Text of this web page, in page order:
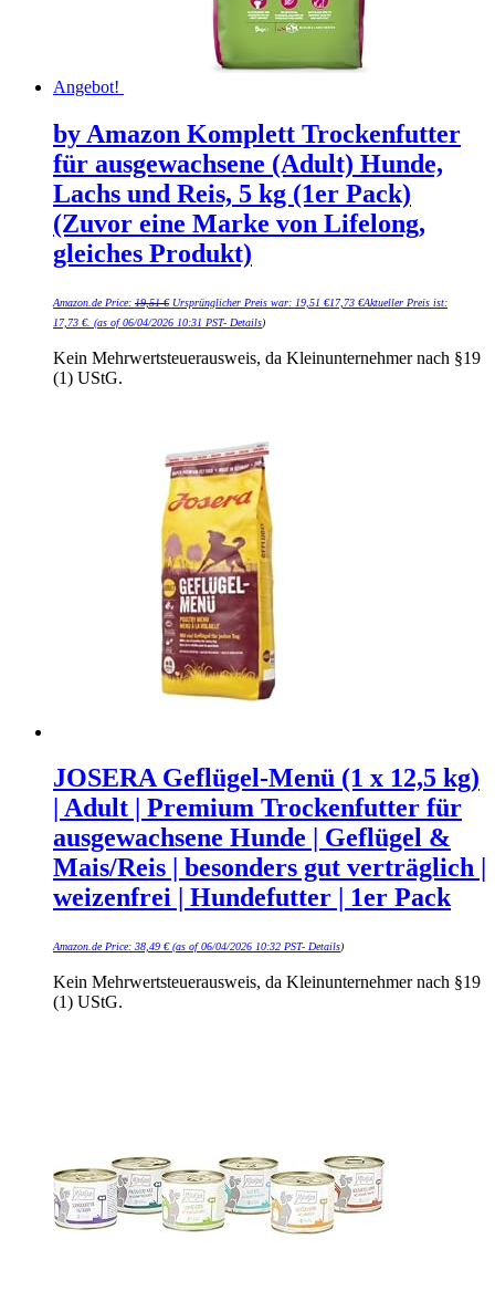
Angebot!
by Amazon Komplett Trockenfutter
für ausgewachsene (Adult) Hunde,
Lachs und Reis, 5 kg (1er Pack)
(Zuvor eine Marke von Lifelong,
gleiches Produkt)
Amazon.de Price: 19,51€ Ursprünglicher Preis war: 19,51 €17,73 €Aktueller Preis ist:
17,73 €. (as of 06/04/2026 10:31 PST- Details)
Kein Mehrwertsteuerausweis, da Kleinunternehmer nach §19
(1) UStG.
JOSERA Geflügel-Menü (1 x 12,5 kg)
| Adult | Premium Trockenfutter für
ausgewachsene Hunde | Geflügel &
Mais/Reis | besonders gut verträglich |
weizenfrei | Hundefutter | 1er Pack
Amazon.de Price: 38,49 €(as of 06/04/2026 10:32 PST- Details)
Kein Mehrwertsteuerausweis, da Kleinunternehmer nach §19
(1) UStG.